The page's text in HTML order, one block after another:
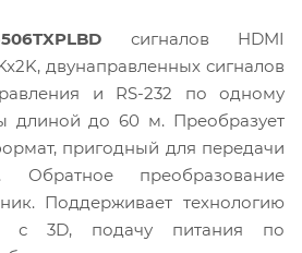
сигналов HDMI
двунаправленных сигналов
и RS-232 по одному
длиной до 60 м. Преобразует
пригодный для передачи
преобразование
Поддерживает технологию
с 3D, подачу питания по